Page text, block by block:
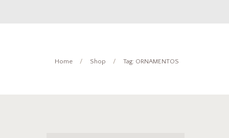
Home Shop Tag: ORNAMENTOS